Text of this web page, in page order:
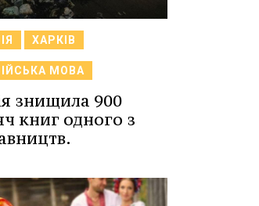
ХАРКІВ
МОВА
знищила 900
книг одного з